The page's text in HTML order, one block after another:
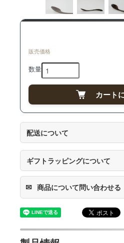
販売価格
数量
カート
配送について
ギフトラッピングについて
✉ 商品について問い合わせる